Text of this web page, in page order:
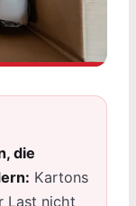
die
Kartons
Last nicht